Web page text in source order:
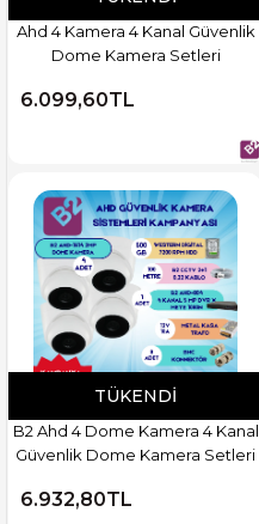
Ahd 4 Kamera 4 Kanal Güvenlik
Dome Kamera Setleri
6.099,60TL
TÜKENDI
B2 Ahd 4 Dome Kamera 4 Kanal
Güvenlik Dome Kamera Setleri
6.932,80TL